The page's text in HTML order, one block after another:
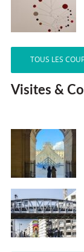
TOUS LES
Visites &